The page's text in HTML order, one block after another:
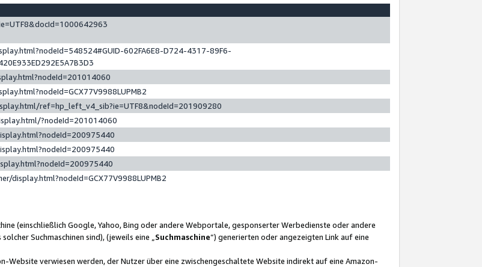
602FA6E8-D724-4317-89F6-
ref=hp_left_v4_sib?ie=UTF8&nodeId=201909280
?nodeId=201014060
display.html?nodeId=GCX77V9988LUPMB2
(einschließlich Google, Yahoo, Bing oder andere Webportale, gesponserter Werbedienste oder andere
Suchmaschinen sind), (jeweils eine „ Suchmaschine“) generierten oder angezeigten Link auf eine
Website verwiesen werden, der Nutzer über eine zwischengeschaltete Website indirekt auf eine Amazon-